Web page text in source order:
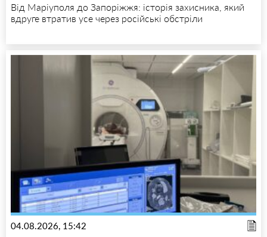
Від Маріуполя до Запоріжжя: історія захисника, який
вдруге втратив усе через російські обстріли
04.08.2026, 15:42